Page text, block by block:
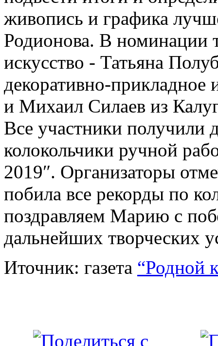
живопись и графика
Родионова. В номинации
искусство - Татьяна
декоративно-прикладное
и Михаил Силаев из
Все участники
колокольчики ручной
2019″. Организаторы
побила все рекорды по
поздравляем Марию с
дальнейших творческих
Иточник: газета “Родной